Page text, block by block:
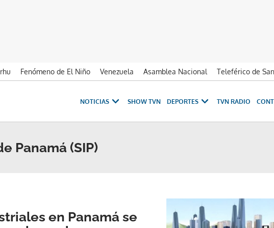
Fenómeno de El Niño Venezuela Asamblea Nacional Teleférico de
NOTICIAS SHOW TVN DEPORTES TVN RADIO
Panamá (SIP)
en Panamá se